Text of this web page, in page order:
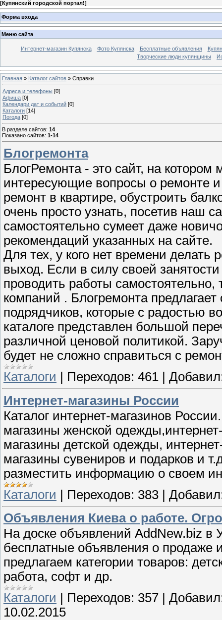
[Купянский городской портал!]
Форма входа
Меню сайта
Интернет-магазин Купянска Фото Купянска Бесплатные объявления
Творческие люди купянщины
Главная » Каталог сайтов » Справки
Адреса и телефоны [0]
Афиша [0]
Календари дат и событий [0]
Каталоги [14]
Погода [0]
В разделе сайтов: 14
Показано сайтов: 1-14
Блогремонта
БлогРемонта - это сайт, на
интересующие вопросы о ремонте и
ремонт в квартире, обустроить
очень просто узнать, посетив наш
самостоятельно сумеет даже
рекомендаций указанных на сайте.
Для тех, у кого нет времени
выход. Если в силу своей
проводить работы
компаний . Блогремонта
подрядчиков, которые с радостью
каталоге представлен большой
различной ценовой политикой.
будет не сложно справиться с
Каталоги
Переходов: 461
Интернет-магазины России
Каталог интернет-магазинов
магазины женской
магазины детской одежды,
магазины сувениров и подарков и
разместить информацию о своем
Каталоги | Переходов: 383 |
Объявления Киева о работе.
На доске объявлений AddNew.biz в
бесплатные объявления о продаже
предлагаем категории товаров:
работа, софт и др.
Каталоги
Переходов: 357
10.02.2015